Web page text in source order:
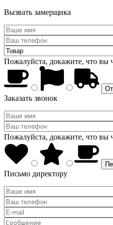
Вызвать замерщика
Пожалуйста, докажите, что вы
Заказать звонок
Пожалуйста, докажите, что вы
Письмо директору